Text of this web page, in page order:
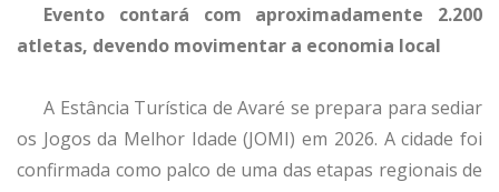
Evento contará com aproximadamente 2.200
atletas, devendo movimentar a economia local
A Estância Turística de Avaré se prepara para sediar
os Jogos da Melhor Idade (JOMI) em 2026. A cidade foi
confirmada como palco de uma das etapas regionais de